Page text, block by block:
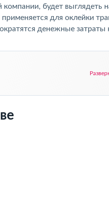
будет выглядеть
для оклейки
денежные затраты